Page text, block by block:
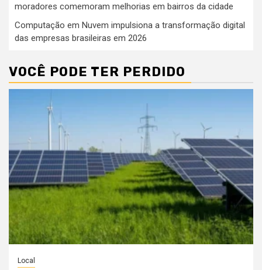
moradores comemoram melhorias em bairros da cidade
Computação em Nuvem impulsiona a transformação digital
das empresas brasileiras em 2026
VOCÊ PODE TER PERDIDO
Local